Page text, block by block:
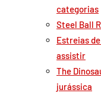
categorias
Steel Ball
Estreias
assistir
The
jurássica